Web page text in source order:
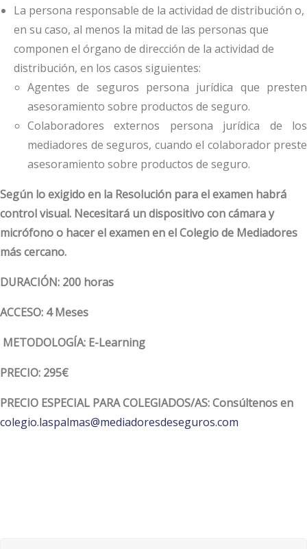
La persona responsable de la actividad de distribución o,
en su caso, al menos la mitad de las personas que
componen el órgano de dirección de la actividad de
distribución, en los casos siguientes:
Agentes de seguros persona jurídica que presten
asesoramiento sobre productos de seguro.
Colaboradores externos persona jurídica de los
mediadores de seguros, cuando el colaborador preste
asesoramiento sobre productos de seguro.
Según lo exigido en la Resolución para el examen habrá
control visual. Necesitará un dispositivo con cámara y
micrófono o hacer el examen en el Colegio de Mediadores
más cercano.
DURACIÓN: 200 horas
ACCESO: 4 Meses
METODOLOGÍA: E-Learning
PRECIO: 295€
PRECIO ESPECIAL PARA COLEGIADOS/AS: Consúltenos en
colegio.laspalmas@mediadoresdeseguros.com